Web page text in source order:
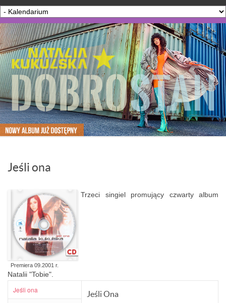
Jeśli ona
Premiera 09.2001 r.
Trzeci singiel promujący czwarty album
Natalii "Tobie".
Materiał znajdujący się na singlu:
Jeśli ona Jeśli Ona